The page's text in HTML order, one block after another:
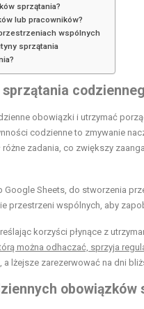
sprzątania?
lub pracowników?
wspólnych
sprzątania
obowiązki i utrzymać
codzienne to zmywanie
zadania, co zwiększy
Sheets, do stworzenia
przestrzeni wspólnych, aby
korzyści płynące z
można odhaczać, sprzyja
lżejsze zarezerwować na dni
obowiązków